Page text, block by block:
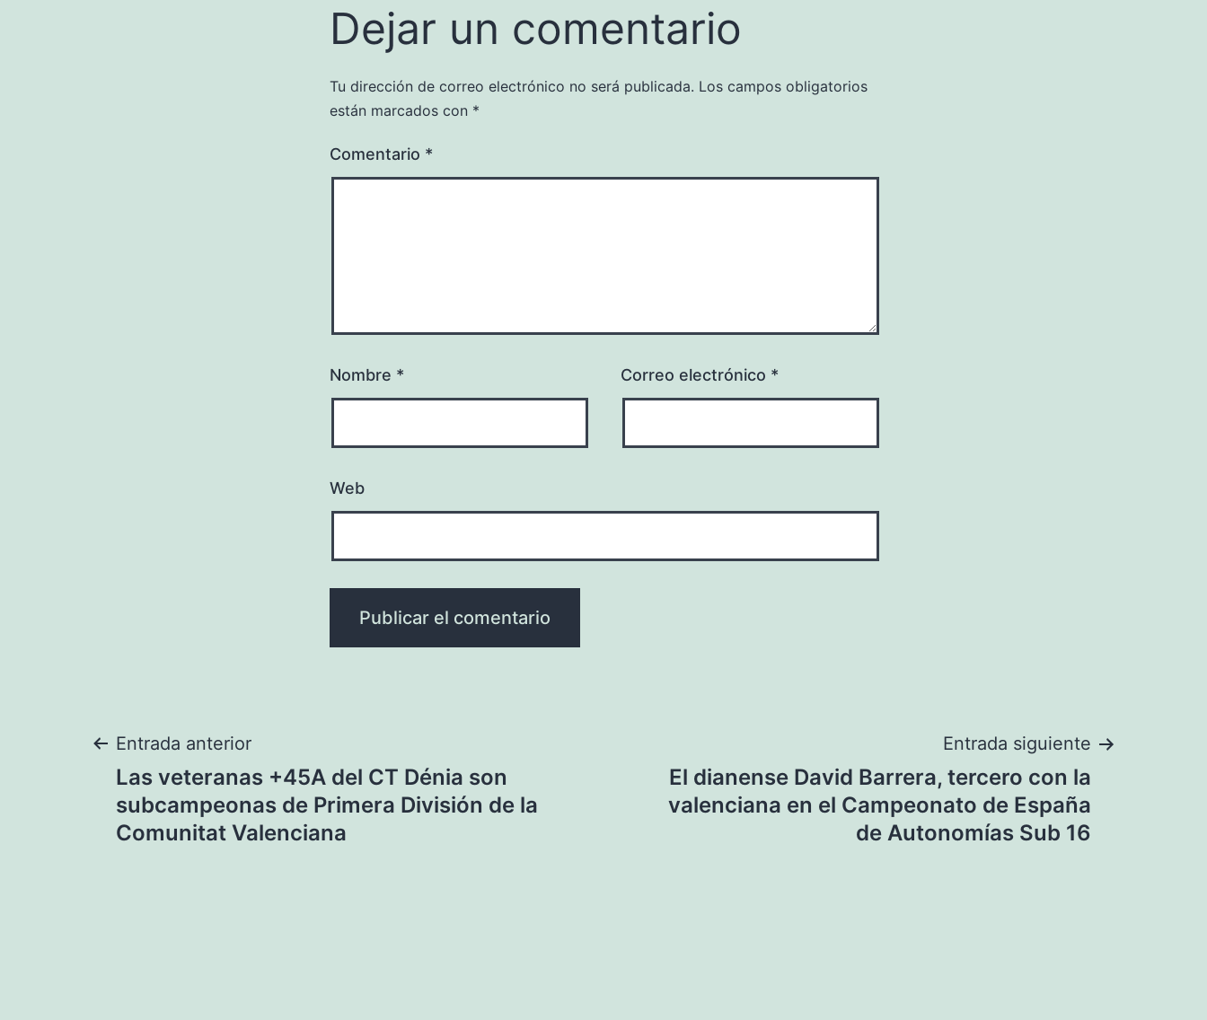
Dejar un comentario
Tu dirección de correo electrónico no será publicada. Los campos obligatorios
están marcados con *
Comentario *
Nombre * Correo electrónico *
Web
Navegación
de
Entrada anterior
Las veteranas +45A del CT Dénia son
subcampeonas de Primera División de la
Comunitat Valenciana
Entrada siguiente
El dianense David Barrera, tercero con la
valenciana en el Campeonato de España
de Autonomías Sub 16